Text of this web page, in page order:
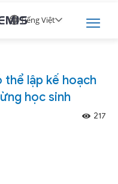
Tiếng Việt
thể lập kế hoạch
học sinh
217